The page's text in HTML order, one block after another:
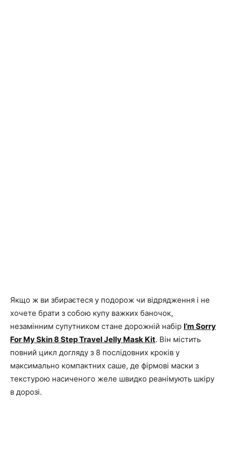
Якщо ж ви збираєтеся у подорож чи відрядження і не
хочете брати з собою купу важких баночок,
незамінним супутником стане дорожній набір I’m Sorry
For My Skin 8 Step Travel Jelly Mask Kit. Він містить
повний цикл догляду з 8 послідовних кроків у
максимально компактних саше, де фірмові маски з
текстурою насиченого желе швидко реанімують шкіру
в дорозі.